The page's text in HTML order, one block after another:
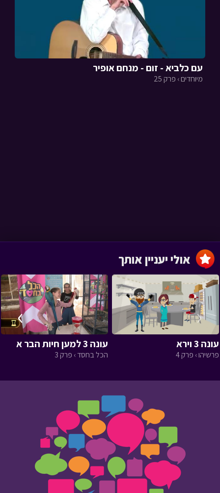
עם כלביא - זום - מנחם אופיר
מיוחדים › פרק 25
עונה 3 וירא
פרשיהו › פרק 4
עונה 3 למען חיות הבר א
הכל בחסד › פרק 3
‹
›